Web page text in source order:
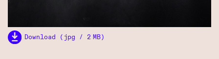
Download (jpg / 2 MB)